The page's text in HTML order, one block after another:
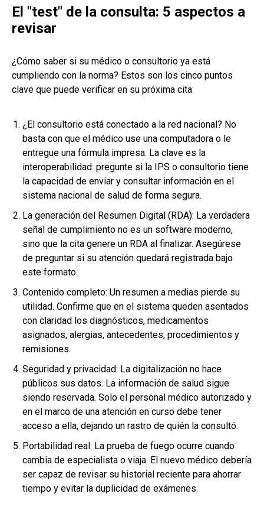
El "test" de la consulta: 5 aspectos a
revisar
¿Cómo saber si su médico o consultorio ya está
cumpliendo con la norma? Estos son los cinco puntos
clave que puede verificar en su próxima cita:
¿El consultorio está conectado a la red nacional? No
basta con que el médico use una computadora o le
entregue una fórmula impresa. La clave es la
interoperabilidad: pregunte si la IPS o consultorio tiene
la capacidad de enviar y consultar información en el
sistema nacional de salud de forma segura.
La generación del Resumen Digital (RDA): La verdadera
señal de cumplimiento no es un software moderno,
sino que la cita genere un RDA al finalizar. Asegúrese
de preguntar si su atención quedará registrada bajo
este formato.
Contenido completo: Un resumen a medias pierde su
utilidad. Confirme que en el sistema queden asentados
con claridad los diagnósticos, medicamentos
asignados, alergias, antecedentes, procedimientos y
remisiones.
Seguridad y privacidad: La digitalización no hace
públicos sus datos. La información de salud sigue
siendo reservada. Solo el personal médico autorizado y
en el marco de una atención en curso debe tener
acceso a ella, dejando un rastro de quién la consultó.
Portabilidad real: La prueba de fuego ocurre cuando
cambia de especialista o viaja. El nuevo médico debería
ser capaz de revisar su historial reciente para ahorrar
tiempo y evitar la duplicidad de exámenes.